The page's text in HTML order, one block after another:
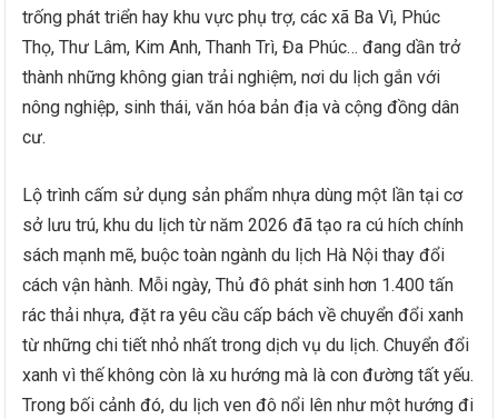
trống phát triển hay khu vực phụ trợ, các xã Ba Vì, Phúc
Thọ, Thư Lâm, Kim Anh, Thanh Trì, Đa Phúc… đang dần trở
thành những không gian trải nghiệm, nơi du lịch gắn với
nông nghiệp, sinh thái, văn hóa bản địa và cộng đồng dân
cư.
Lộ trình cấm sử dụng sản phẩm nhựa dùng một lần tại cơ
sở lưu trú, khu du lịch từ năm 2026 đã tạo ra cú hích chính
sách mạnh mẽ, buộc toàn ngành du lịch Hà Nội thay đổi
cách vận hành. Mỗi ngày, Thủ đô phát sinh hơn 1.400 tấn
rác thải nhựa, đặt ra yêu cầu cấp bách về chuyển đổi xanh
từ những chi tiết nhỏ nhất trong dịch vụ du lịch. Chuyển đổi
xanh vì thế không còn là xu hướng mà là con đường tất yếu.
Trong bối cảnh đó, du lịch ven đô nổi lên như một hướng đi